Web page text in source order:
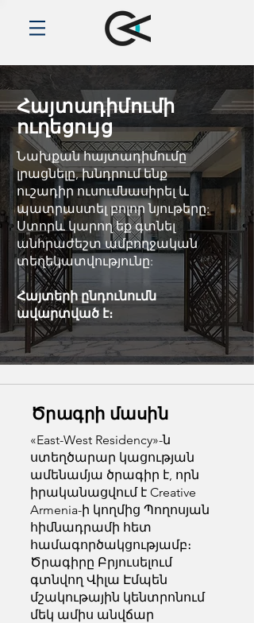
Հայտադիմումի
ուղեցույց
Նախքան հայտադիմումը
լրացնելը, խնդրում ենք
ուշադիր ուսումնասիրել և
պատրաստել բոլոր նյութերը:
Ստորև կարող եք գտնել
անհրաժեշտ ամբողջական
տեղեկատվությունը:
Հայտերի ընդունումն
ավարտված է։
Ծրագրի մասին
«East-West Residency»-ն
ստեղծարար կացության
ամենամյա ծրագիր է, որն
իրականացվում է Creative
Armenia-ի կողմից Պողոսյան
հիմնադրամի հետ
համագործակցությամբ։
Ծրագիրը Բրյուսելում
գտնվող Վիլա Էմպեն
մշակութային կենտրոնում
մեկ ամիս անվճար